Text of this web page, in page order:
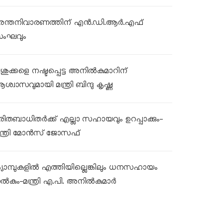
എൻ.ഡി.ആർ.എഫ്
നഷ്ടപ്പെട്ട അനിൽകുമാറിന്
മന്ത്രി ബിന്ദു കൃഷ്ണ
എല്ലാ സഹായവും ഉറപ്പാക്കും-
മോൻസ് ജോസഫ്
എത്തിയില്ലെങ്കിലും ധനസഹായം
മന്ത്രി എ.പി. അനിൽകുമാർ